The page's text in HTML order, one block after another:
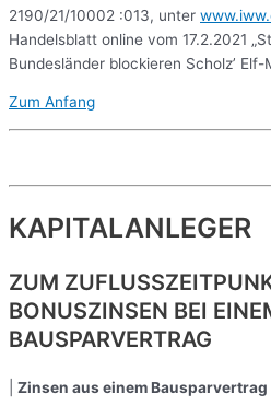
2190/21/10002 :013, unter
Handelsblatt online vom 17.2.2021
Bundesländer blockieren Scholz’
Zum Anfang
KAPITALANLEGER
ZUM
BONUSZINSEN BEI
BAUSPARVERTRAG
Zinsen aus einem Bausparvertrag